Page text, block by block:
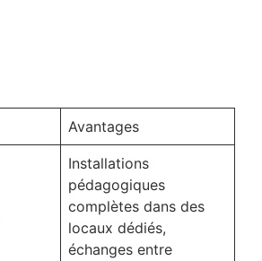
Avantages
Installations
pédagogiques
complètes dans des
locaux dédiés,
échanges entre